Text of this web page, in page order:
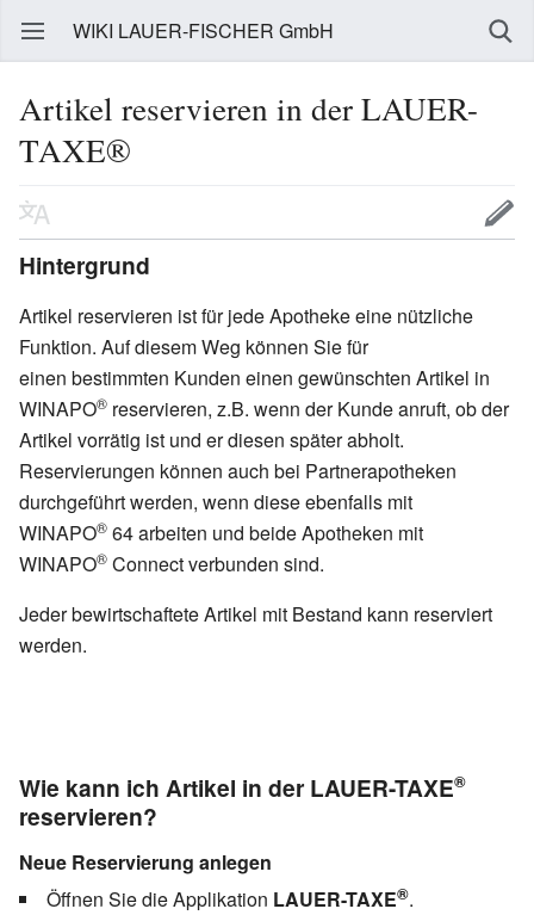
WIKI LAUER-FISCHER GmbH
Artikel reservieren in der LAUER-
TAXE®
Hintergrund
Artikel reservieren ist für jede Apotheke eine nützliche
Funktion. Auf diesem Weg können Sie für
einen bestimmten Kunden einen gewünschten Artikel in
WINAPO® reservieren, z.B. wenn der Kunde anruft, ob der
Artikel vorrätig ist und er diesen später abholt.
Reservierungen können auch bei Partnerapotheken
durchgeführt werden, wenn diese ebenfalls mit
WINAPO® 64 arbeiten und beide Apotheken mit
WINAPO® Connect verbunden sind.
Jeder bewirtschaftete Artikel mit Bestand kann reserviert
werden.
Wie kann ich Artikel in der LAUER-TAXE®
reservieren?
Neue Reservierung anlegen
Öffnen Sie die Applikation LAUER-TAXE®.